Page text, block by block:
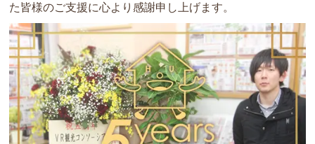
た皆様のご支援に心より感謝申し上げます。